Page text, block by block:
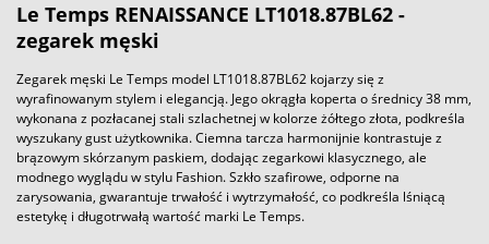
Le Temps RENAISSANCE LT1018.87BL62 -
zegarek męski
Zegarek męski Le Temps model LT1018.87BL62 kojarzy się z
wyrafinowanym stylem i elegancją. Jego okrągła koperta o średnicy 38 mm,
wykonana z pozłacanej stali szlachetnej w kolorze żółtego złota, podkreśla
wyszukany gust użytkownika. Ciemna tarcza harmonijnie kontrastuje z
brązowym skórzanym paskiem, dodając zegarkowi klasycznego, ale
modnego wyglądu w stylu Fashion. Szkło szafirowe, odporne na
zarysowania, gwarantuje trwałość i wytrzymałość, co podkreśla lśniącą
estetykę i długotrwałą wartość marki Le Temps.